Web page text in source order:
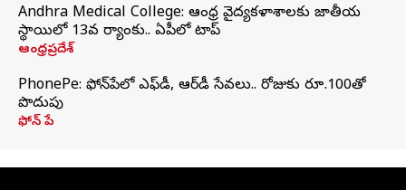
Andhra Medical College: ఆంధ్ర వైద్యకళాశాలకు జాతీయ
స్థాయిలో 13వ ర్యాంకు.. ఏపీలో టాప్
ఆంధ్రప్రదేశ్
PhonePe: ఫోన్‌పేలో ఎఫ్‌డీ, ఆర్‌డీ సేవలు.. రోజుకు రూ.100తో
పొదుపు
ఫోన్‌ పే